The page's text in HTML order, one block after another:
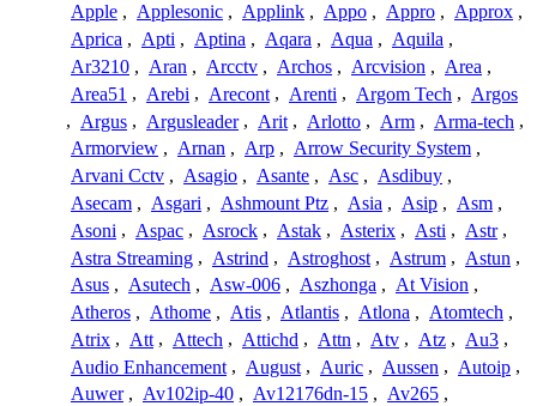
Apple , Applesonic , Applink , Appo , Appro , Approx ,
Aprica , Apti , Aptina , Aqara , Aqua , Aquila ,
Ar3210 , Aran , Arcctv , Archos , Arcvision , Area ,
Area51 , Arebi , Arecont , Arenti , Argom Tech , Argos
, Argus , Argusleader , Arit , Arlotto , Arm , Arma-tech ,
Armorview , Arnan , Arp , Arrow Security System ,
Arvani Cctv , Asagio , Asante , Asc , Asdibuy ,
Asecam , Asgari , Ashmount Ptz , Asia , Asip , Asm ,
Asoni , Aspac , Asrock , Astak , Asterix , Asti , Astr ,
Astra Streaming , Astrind , Astroghost , Astrum , Astun ,
Asus , Asutech , Asw-006 , Aszhonga , At Vision ,
Atheros , Athome , Atis , Atlantis , Atlona , Atomtech ,
Atrix , Att , Attech , Attichd , Attn , Atv , Atz , Au3 ,
Audio Enhancement , August , Auric , Aussen , Autoip ,
Auwer , Av102ip-40 , Av12176dn-15 , Av265 ,